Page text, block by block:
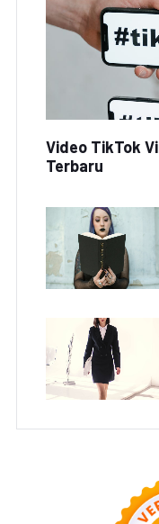
Bambang Minta Izin
Perumahan di
Lahan Hijau
di Atap Rumah
Video TikTok
Terbaru